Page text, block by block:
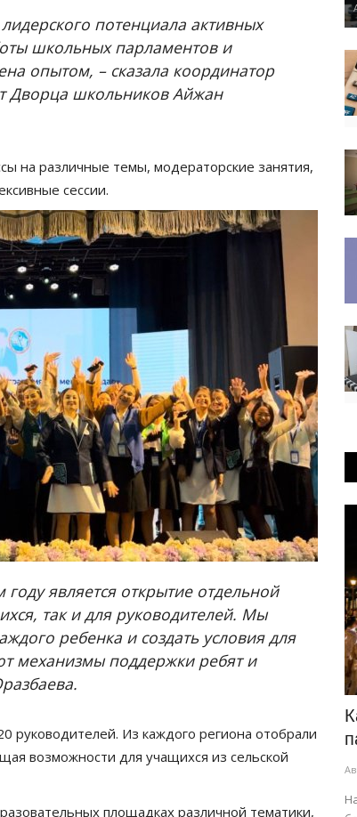
потенциала активных
школьных парламентов и
опытом, – сказала координатор
Дворца школьников Айжан
на различные темы, модераторские занятия,
сессии.
является открытие отдельной
так и для руководителей. Мы
ребенка и создать условия для
механизмы поддержки ребят и
руководителей. Из каждого региона отобрали
возможности для учащихся из сельской
площадках различной тематики,
РАЗВЛЕЧЕНИЯ
павлодарцам к ретро-фестивалю...